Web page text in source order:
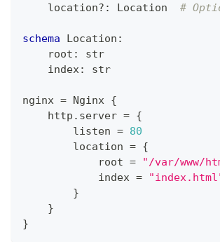
    location
? : Location #
schema Location :
    root
:
str
    index
: str
nginx = Nginx {
    http
. server = {
        listen
= 80
        location
= {
            root
=
"/var/www/
            index
=
}
}
}